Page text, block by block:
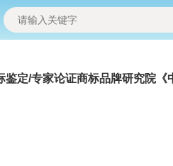
鉴定/专家论证商标品牌研究院